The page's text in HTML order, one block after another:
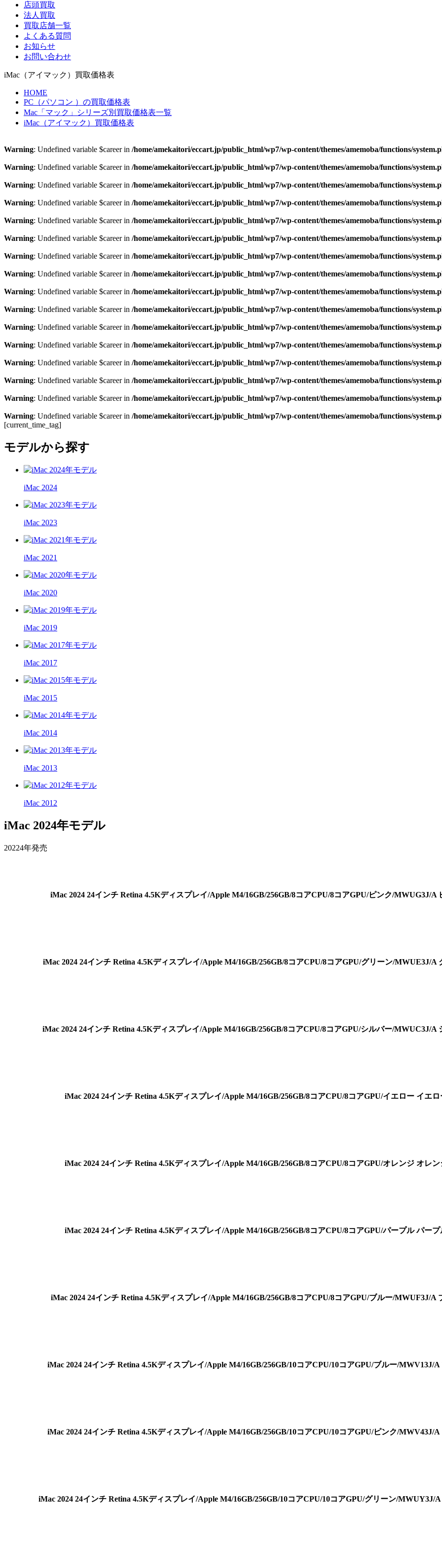
店頭買取
法人買取
買取店舗一覧
よくある質問
お知らせ
お問い合わせ
iMac（アイマック）買取価格表
HOME
PC（パソコン ）の買取価格表
Mac「マック」シリーズ別買取価格表一覧
iMac（アイマック）買取価格表
Warning: Undefined variable $career in /home/amekaitori/eccart.jp/public_html/wp7/wp-content/themes/amemoba/functions/
Warning: Undefined variable $career in /home/amekaitori/eccart.jp/public_html/wp7/wp-content/themes/amemoba/functions/
Warning: Undefined variable $career in /home/amekaitori/eccart.jp/public_html/wp7/wp-content/themes/amemoba/functions/
Warning: Undefined variable $career in /home/amekaitori/eccart.jp/public_html/wp7/wp-content/themes/amemoba/functions/
Warning: Undefined variable $career in /home/amekaitori/eccart.jp/public_html/wp7/wp-content/themes/amemoba/functions/
Warning: Undefined variable $career in /home/amekaitori/eccart.jp/public_html/wp7/wp-content/themes/amemoba/functions/
Warning: Undefined variable $career in /home/amekaitori/eccart.jp/public_html/wp7/wp-content/themes/amemoba/functions/
Warning: Undefined variable $career in /home/amekaitori/eccart.jp/public_html/wp7/wp-content/themes/amemoba/functions/
Warning: Undefined variable $career in /home/amekaitori/eccart.jp/public_html/wp7/wp-content/themes/amemoba/functions/
Warning: Undefined variable $career in /home/amekaitori/eccart.jp/public_html/wp7/wp-content/themes/amemoba/functions/
Warning: Undefined variable $career in /home/amekaitori/eccart.jp/public_html/wp7/wp-content/themes/amemoba/functions/
Warning: Undefined variable $career in /home/amekaitori/eccart.jp/public_html/wp7/wp-content/themes/amemoba/functions/
Warning: Undefined variable $career in /home/amekaitori/eccart.jp/public_html/wp7/wp-content/themes/amemoba/functions/
Warning: Undefined variable $career in /home/amekaitori/eccart.jp/public_html/wp7/wp-content/themes/amemoba/functions/
Warning: Undefined variable $career in /home/amekaitori/eccart.jp/public_html/wp7/wp-content/themes/amemoba/functions/
Warning: Undefined variable $career in /home/amekaitori/eccart.jp/public_html/wp7/wp-content/themes/amemoba/functions/
[current_time_tag]
モデルから探す
iMac 2024
iMac 2023
iMac 2021
iMac 2020
iMac 2019
iMac 2017
iMac 2015
iMac 2014
iMac 2013
iMac 2012
iMac 2024年モデル
20224年発売
iMac 2024 24インチ Retina 4.5Kディスプレイ/Apple M4/16GB/256GB/8コアCPU/8コアGPU/ピンク/MWUG3J/A
iMac 2024 24インチ Retina 4.5Kディスプレイ/Apple M4/16GB/256GB/8コアCPU/8コアGPU/グリーン/MWUE3J/A
iMac 2024 24インチ Retina 4.5Kディスプレイ/Apple M4/16GB/256GB/8コアCPU/8コアGPU/シルバー/MWUC3J/A
iMac 2024 24インチ Retina 4.5Kディスプレイ/Apple M4/16GB/256GB/8コアCPU/8コアGPU/イエロー イエロ
iMac 2024 24インチ Retina 4.5Kディスプレイ/Apple M4/16GB/256GB/8コアCPU/8コアGPU/オレンジ オレン
iMac 2024 24インチ Retina 4.5Kディスプレイ/Apple M4/16GB/256GB/8コアCPU/8コアGPU/パープル パープ
iMac 2024 24インチ Retina 4.5Kディスプレイ/Apple M4/16GB/256GB/8コアCPU/8コアGPU/ブルー/MWUF3J/A
iMac 2024 24インチ Retina 4.5Kディスプレイ/Apple M4/16GB/256GB/10コアCPU/10コアGPU/ブルー/MWV13J/A
iMac 2024 24インチ Retina 4.5Kディスプレイ/Apple M4/16GB/256GB/10コアCPU/10コアGPU/ピンク/MWV43J/A
iMac 2024 24インチ Retina 4.5Kディスプレイ/Apple M4/16GB/256GB/10コアCPU/10コアGPU/グリーン/MWUY3J/